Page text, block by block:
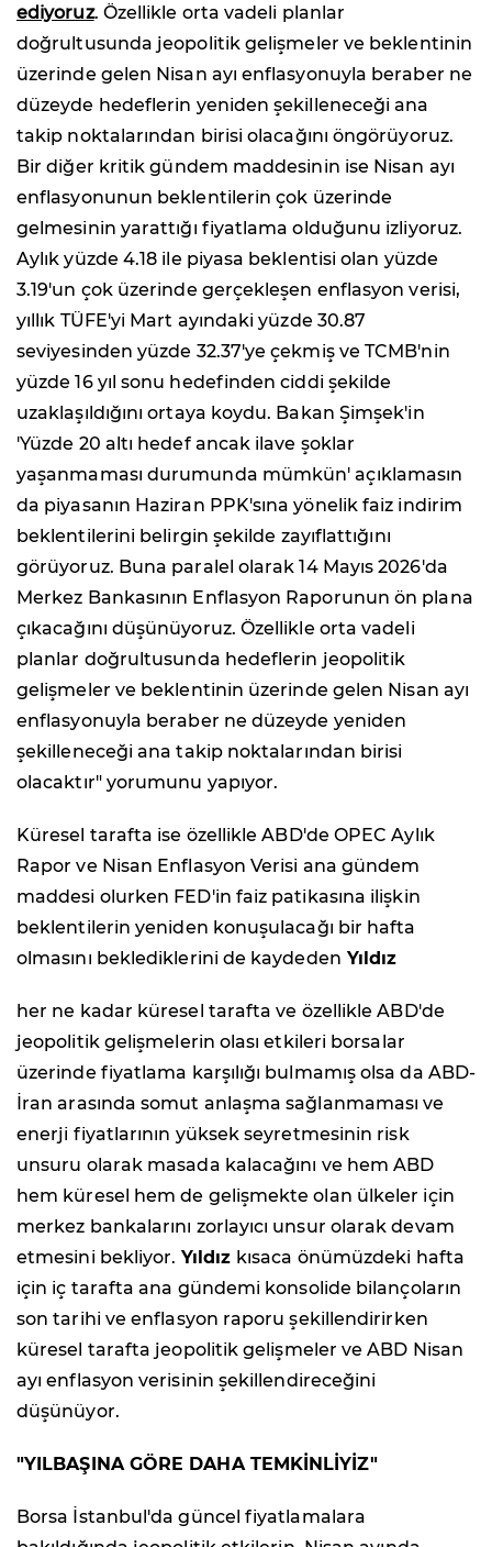
ediyoruz. Özellikle orta vadeli planlar
doğrultusunda jeopolitik gelişmeler ve beklentinin
üzerinde gelen Nisan ayı enflasyonuyla beraber ne
düzeyde hedeflerin yeniden şekilleneceği ana
takip noktalarından birisi olacağını öngörüyoruz.
Bir diğer kritik gündem maddesinin ise Nisan ayı
enflasyonunun beklentilerin çok üzerinde
gelmesinin yarattığı fiyatlama olduğunu izliyoruz.
Aylık yüzde 4.18 ile piyasa beklentisi olan yüzde
3.19'un çok üzerinde gerçekleşen enflasyon verisi,
yıllık TÜFE'yi Mart ayındaki yüzde 30.87
seviyesinden yüzde 32.37'ye çekmiş ve TCMB'nin
yüzde 16 yıl sonu hedefinden ciddi şekilde
uzaklaşıldığını ortaya koydu. Bakan Şimşek'in
'Yüzde 20 altı hedef ancak ilave şoklar
yaşanmaması durumunda mümkün' açıklamasın
da piyasanın Haziran PPK'sına yönelik faiz indirim
beklentilerini belirgin şekilde zayıflattığını
görüyoruz. Buna paralel olarak 14 Mayıs 2026'da
Merkez Bankasının Enflasyon Raporunun ön plana
çıkacağını düşünüyoruz. Özellikle orta vadeli
planlar doğrultusunda hedeflerin jeopolitik
gelişmeler ve beklentinin üzerinde gelen Nisan ayı
enflasyonuyla beraber ne düzeyde yeniden
şekilleneceği ana takip noktalarından birisi
olacaktır" yorumunu yapıyor.
Küresel tarafta ise özellikle ABD'de OPEC Aylık
Rapor ve Nisan Enflasyon Verisi ana gündem
maddesi olurken FED'in faiz patikasına ilişkin
beklentilerin yeniden konuşulacağı bir hafta
olmasını beklediklerini de kaydeden Yıldız
her ne kadar küresel tarafta ve özellikle ABD'de
jeopolitik gelişmelerin olası etkileri borsalar
üzerinde fiyatlama karşılığı bulmamış olsa da ABD-
İran arasında somut anlaşma sağlanmaması ve
enerji fiyatlarının yüksek seyretmesinin risk
unsuru olarak masada kalacağını ve hem ABD
hem küresel hem de gelişmekte olan ülkeler için
merkez bankalarını zorlayıcı unsur olarak devam
etmesini bekliyor. Yıldız kısaca önümüzdeki hafta
için iç tarafta ana gündemi konsolide bilançoların
son tarihi ve enflasyon raporu şekillendirirken
küresel tarafta jeopolitik gelişmeler ve ABD Nisan
ayı enflasyon verisinin şekillendireceğini
düşünüyor.
"YILBAŞINA GÖRE DAHA TEMKİNLİYİZ"
Borsa İstanbul'da güncel fiyatlamalara